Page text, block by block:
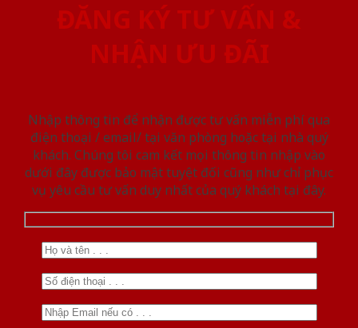
ĐĂNG KÝ TƯ VẤN &
NHẬN ƯU ĐÃI
Nhập thông tin để nhận được tư vấn miễn phí qua
điện thoại / email/ tại văn phòng hoặc tại nhà quý
khách. Chúng tôi cam kết mọi thông tin nhập vào
dưới đây được bảo mật tuyệt đối cũng như chỉ phục
vụ yêu cầu tư vấn duy nhất của quý khách tại đây.